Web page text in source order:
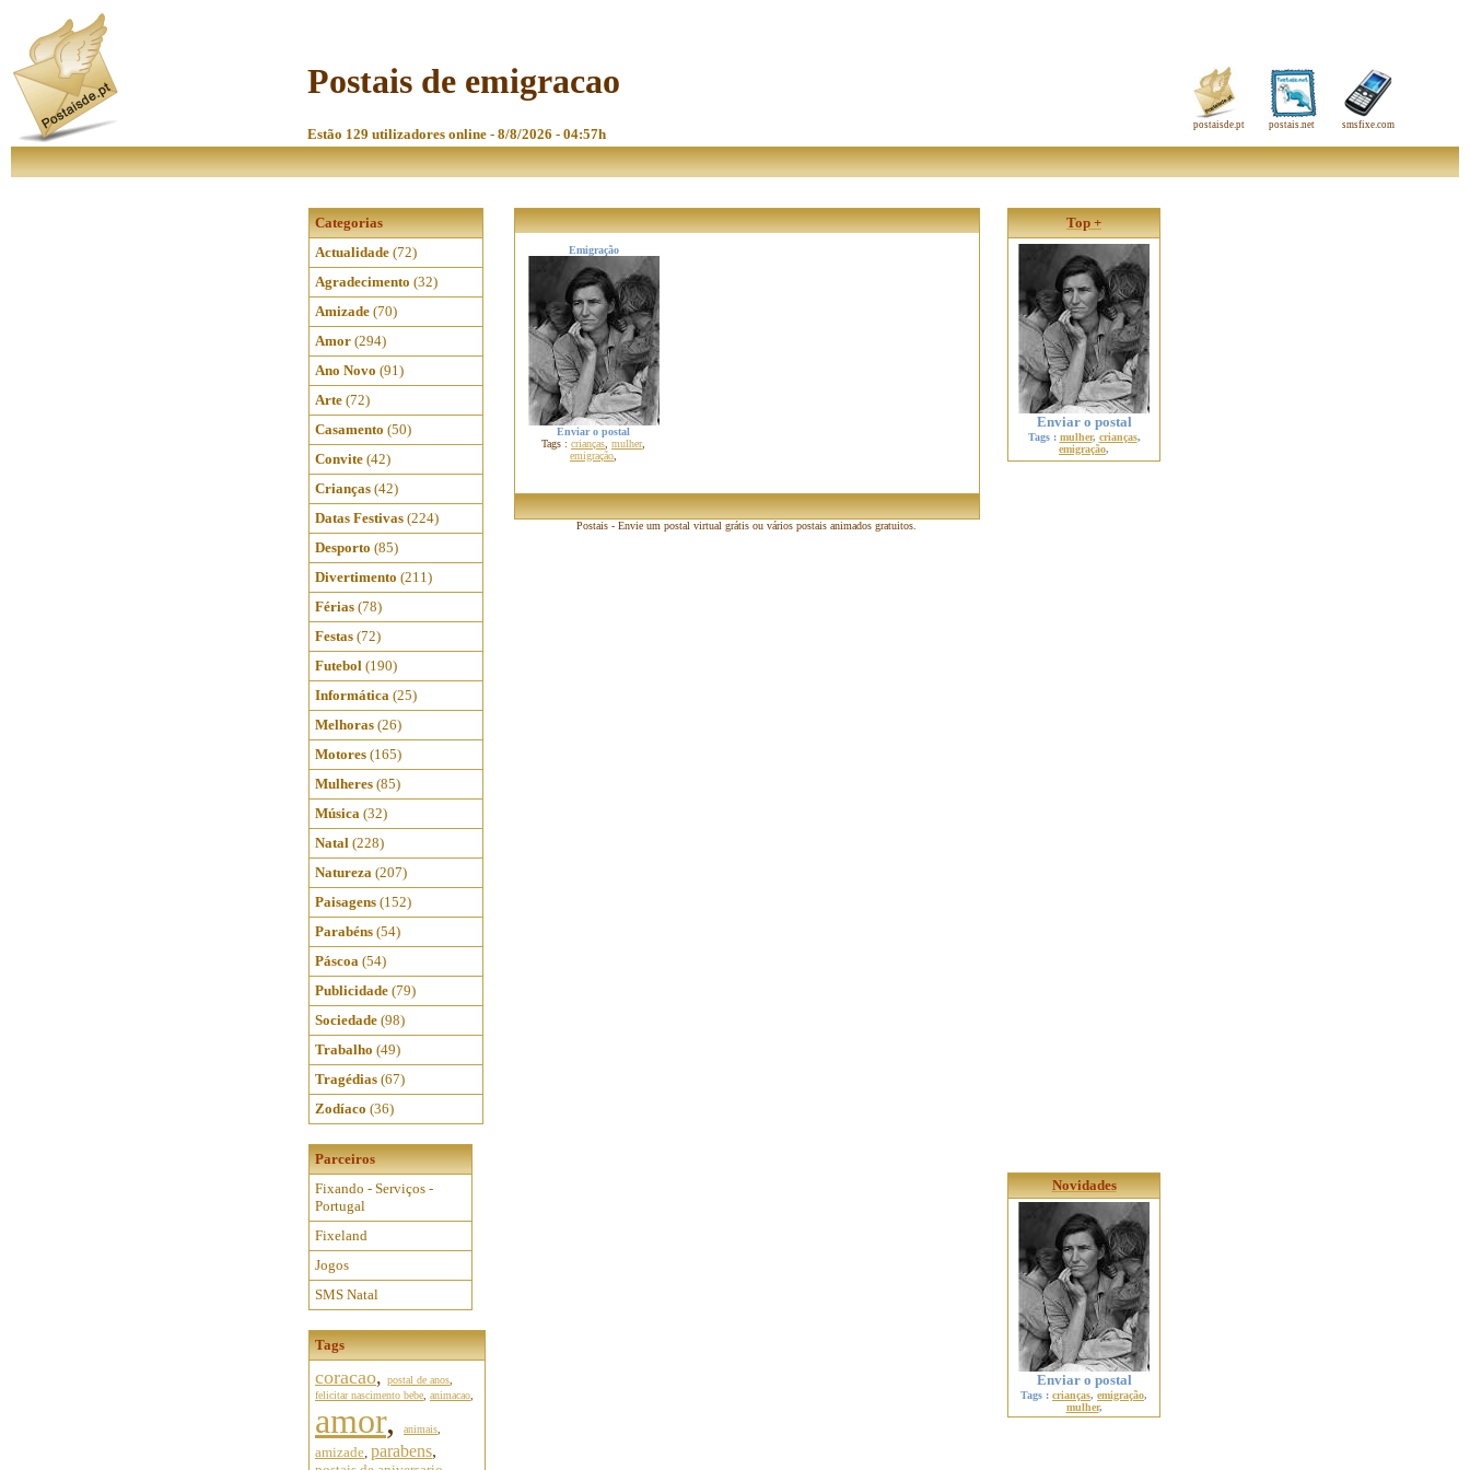
Postais de emigracao
Estão 129 utilizadores online - 8/8/2026 - 04:57h
postaisde.pt postais.net smsfixe.com
Categorias
Actualidade (72)
Agradecimento (32)
Amizade (70)
Amor (294)
Ano Novo (91)
Arte (72)
Casamento (50)
Convite (42)
Crianças (42)
Datas Festivas (224)
Desporto (85)
Divertimento (211)
Férias (78)
Festas (72)
Futebol (190)
Informática (25)
Melhoras (26)
Motores (165)
Mulheres (85)
Música (32)
Natal (228)
Natureza (207)
Paisagens (152)
Parabéns (54)
Páscoa (54)
Publicidade (79)
Sociedade (98)
Trabalho (49)
Tragédias (67)
Zodíaco (36)
Parceiros
Fixando - Serviços -
Portugal
Fixeland
Jogos
SMS Natal
Tags
coracao, postal de anos
felicitar nascimento bebe animacao
amor, animais
amizade, parabens,
Emigração
Enviar o postal
Tags : crianças mulher,
emigração
Postais - Envie um postal virtual grátis ou vários postais animados gratuitos.
Top +
Enviar o postal
Tags : mulher, crianças,
emigração,
Novidades
Enviar o postal
Tags : crianças, emigração,
mulher,